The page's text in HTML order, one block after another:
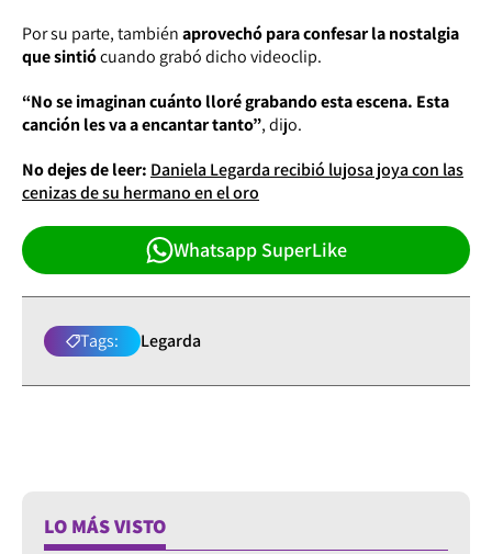
Por su parte, tambiénaprovechó para confesar la nostalgia
que sintiócuando grabó dicho videoclip.
“No se imaginan cuánto lloré grabando esta escena. Esta
canción les va a encantar tanto”, dijo.
No dejes de leer: Daniela Legarda recibió lujosa joya con las
cenizas de su hermano en el oro
Whatsapp SuperLike
Tags: Legarda
LO MÁS VISTO